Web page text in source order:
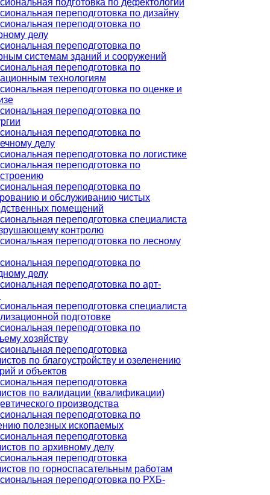
переподготовка по дизайну
переподготовка по
делу
переподготовка по
системам зданий и сооружений
переподготовка по
технологиям
переподготовка по оценке и
переподготовка по
переподготовка по
делу
переподготовка по логистике
переподготовка по
переподготовка по
и обслуживанию чистых
помещений
переподготовка специалиста
контролю
переподготовка по лесному
переподготовка по
делу
переподготовка по арт-
переподготовка специалиста
подготовке
переподготовка по
хозяйству
переподготовка
по благоустройству и озеленению
и объектов
переподготовка
по валидации (квалификации)
производства
переподготовка по
полезных ископаемых
переподготовка
по архивному делу
переподготовка
по горноспасательным работам
переподготовка по РХБ-